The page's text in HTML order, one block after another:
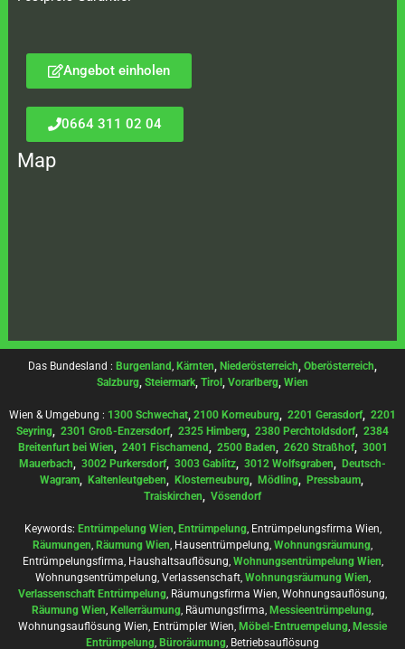
Angebot einholen
0664 311 02 04
Map
Das Bundesland : Burgenland, Kärnten, Niederösterreich, Oberösterreich,
Salzburg, Steiermark, Tirol , Vorarlberg, Wien
Wien & Umgebung : 1300 Schwechat, 2100 Korneuburg, 2201 Gerasdorf, 2201
Seyring, 2301 Groß-Enzersdorf, 2325 Himberg, 2380 Perchtoldsdorf, 2384
Breitenfurt bei Wien, 2401 Fischamend, 2500 Baden, 2620 Straßhof, 3001
Mauerbach, 3002 Purkersdorf, 3003 Gablitz, 3012 Wolfsgraben, Deutsch-
Wagram, Kaltenleutgeben, Klosterneuburg, Mödling, Pressbaum,
Traiskirchen, Vösendorf
Keywords: Entrümpelung Wien, Entrümpelung, Entrümpelungsfirma Wien,
Räumungen, Räumung Wien, Hausentrümpelung, Wohnungsräumung,
Entrümpelungsfirma, Haushaltsauflösung, Wohnungsentrümpelung Wien,
Wohnungsentrümpelung, Verlassenschaft, Wohnungsräumung Wien,
Verlassenschaft Entrümpelung, Räumungsfirma Wien, Wohnungsauflösung,
Räumung Wien, Kellerräumung, Räumungsfirma, Messieentrümpelung,
Wohnungsauflösung Wien, Entrümpler Wien, Möbel-Entruempelung, Messie
Entrümpelung, Büroräumung, Betriebsauflösung